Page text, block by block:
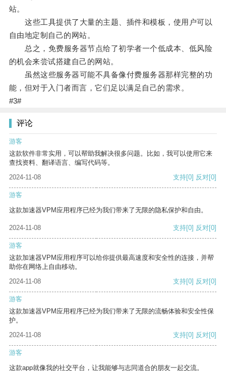
站。
这些工具提供了大量的主题、插件和模板，使用户可以
自由地定制自己的网站。
总之，免费服务器节点给了初学者一个低成本、低风险
的机会来尝试搭建自己的网站。
虽然这些服务器可能不具备像付费服务器那样完整的功
能，但对于入门者而言，它们足以满足自己的需求。
#3#
评论
游客
这款软件非常实用，可以帮助我解决很多问题。比如，我可以使用它来
查找资料、翻译语言、编写代码等。
2024-11-08
支持[0] 反对[0]
游客
这款加速器VPM应用程序已经为我们带来了无限的隐私保护和自由。
2024-11-08 支持[0] 反对[0]
游客
这款加速器VPM应用程序可以给你提供最高速度和安全性的连接，并帮
助你在网络上自由移动。
2024-11-08
支持[0] 反对[0]
游客
这款加速器VPM应用程序已经为我们带来了无限的流畅体验和安全性保
护。
2024-11-08
支持[0] 反对[0]
游客
这款app就像我的社交平台，让我能够与志同道合的朋友一起交流。